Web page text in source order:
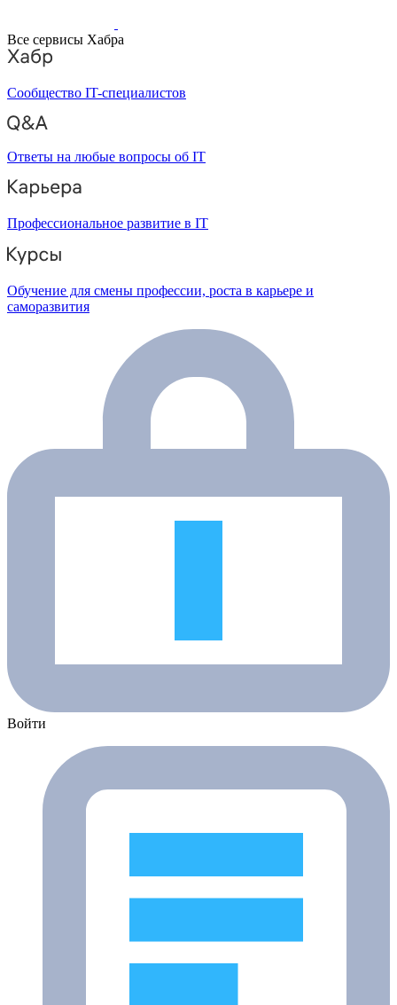
Все сервисы Хабра
Сообщество IT-специалистов
Ответы на любые вопросы об IT
Профессиональное развитие в IT
Обучение для смены профессии, роста в карьере и
саморазвития
Войти